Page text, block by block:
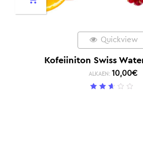
Quickview
Kofeiiniton Swiss
ALKAEN: 10,00€